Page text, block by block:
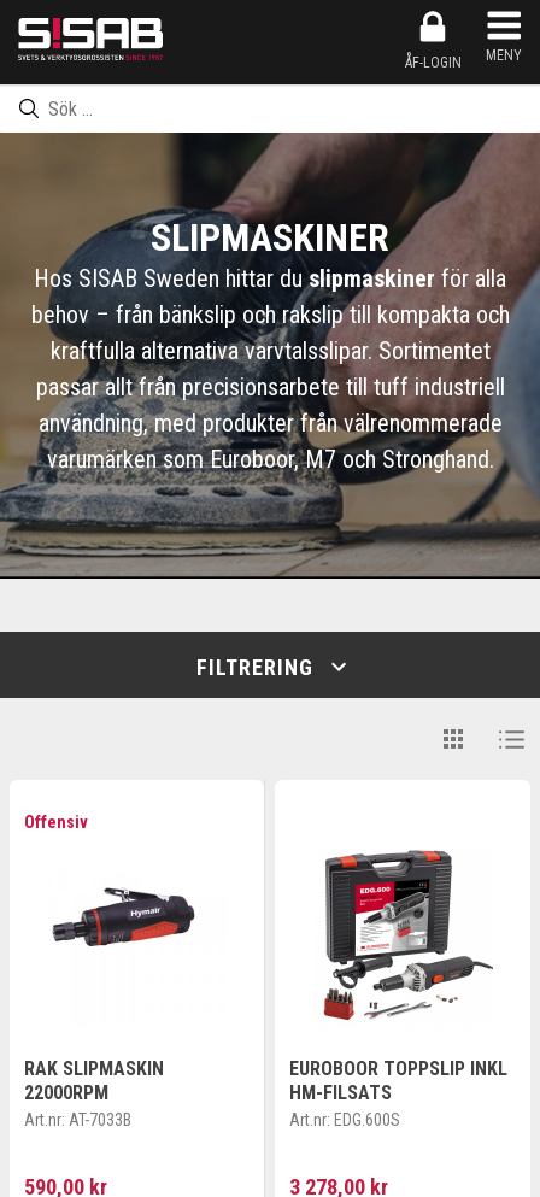
ÅF-LOGIN MENY
Produkten har nu lagts till i kundkorgen Gå till kassan
Produkten har nu lagts till i inköpslistan
Inköpslistan har nu lagts till i kundkorgen
SLIPMASKINER
Hos SISAB Sweden hittar duslipmaskiner för alla
behov – från bänkslip och rakslip till kompakta och
kraftfulla alternativa varvtalsslipar. Sortimentet
passar allt från precisionsarbete till tuff industriell
användning, med produkter från välrenommerade
varumärken som Euroboor, M7 och Stronghand.
FILTRERING
Offensiv
RAK SLIPMASKIN
22000RPM
Art.nr: AT-7033B
590,00 kr
EUROBOOR TOPPSLIP INKL
HM-FILSATS
Art.nr: EDG.600S
3 278,00 kr